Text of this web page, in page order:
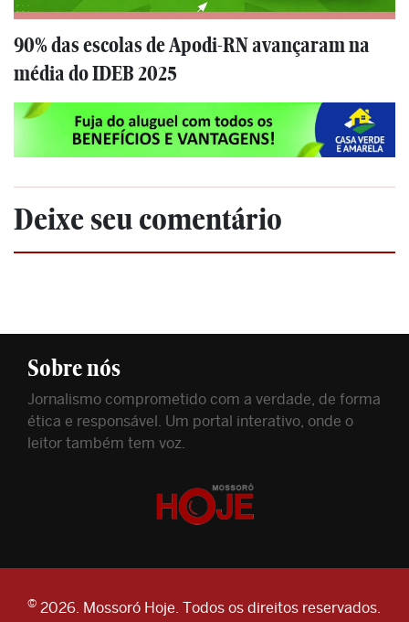
90% das escolas de Apodi-RN avançaram na
média do IDEB 2025
Deixe seu comentário
Sobre nós
Jornalismo comprometido com a verdade, de forma
ética e responsável. Um portal interativo, onde o
leitor também tem voz.
© 2026. Mossoró Hoje. Todos os direitos reservados.